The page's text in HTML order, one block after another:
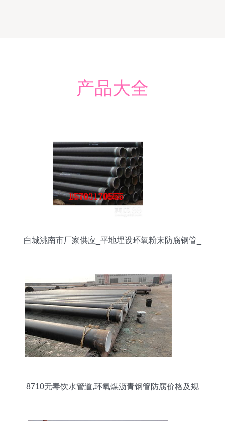
产品大全
白城洮南市厂家供应_平地埋设环氧粉末防腐钢管_
8710无毒饮水管道,环氧煤沥青钢管防腐价格及规